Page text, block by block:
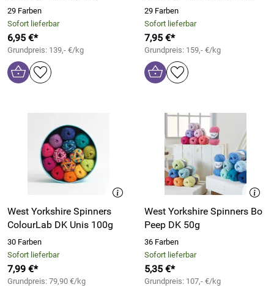
29 Farben
Sofort lieferbar
6,95 €*
Grundpreis: 139,- €/kg
29 Farben
Sofort lieferbar
7,95 €*
Grundpreis: 159,- €/kg
West Yorkshire Spinners
ColourLab DK Unis 100g
30 Farben
Sofort lieferbar
7,99 €*
Grundpreis: 79,90 €/kg
West Yorkshire Spinners Bo
Peep DK 50g
36 Farben
Sofort lieferbar
5,35 €*
Grundpreis: 107,- €/kg